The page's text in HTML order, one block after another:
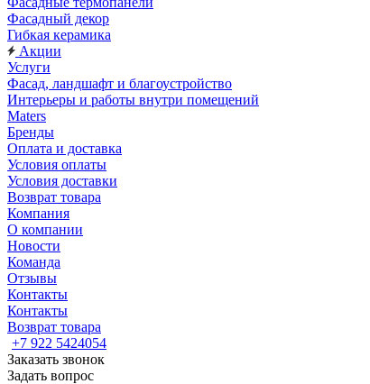
Фасадный декор
Гибкая керамика
Акции
Услуги
Фасад, ландшафт и благоустройство
Интерьеры и работы внутри помещений
Maters
Бренды
Оплата и доставка
Условия оплаты
Условия доставки
Возврат товара
Компания
О компании
Новости
Команда
Отзывы
Контакты
Контакты
Возврат товара
+7 922 5424054
Заказать звонок
Задать вопрос